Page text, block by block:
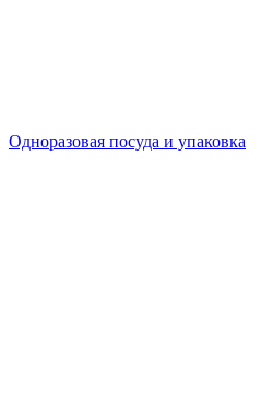
Одноразовая посуда и упаковка